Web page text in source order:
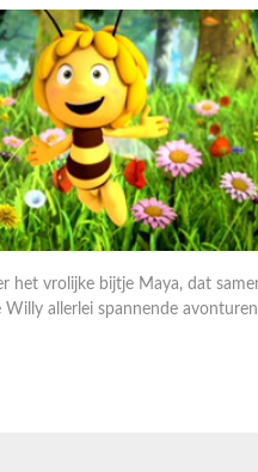
het vrolijke bijtje Maya, dat
Willy allerlei spannende avonturen